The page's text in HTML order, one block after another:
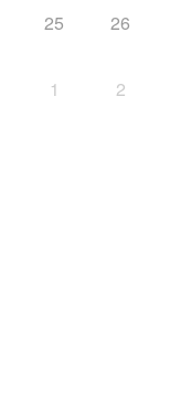
25 26
1 2